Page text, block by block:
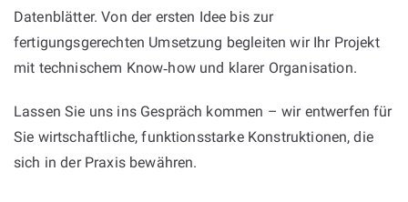
Datenblätter. Von der ersten Idee bis zur
fertigungsgerechten Umsetzung begleiten wir Ihr Projekt
mit technischem Know‑how und klarer Organisation.
Lassen Sie uns ins Gespräch kommen – wir entwerfen für
Sie wirtschaftliche, funktionsstarke Konstruktionen, die
sich in der Praxis bewähren.